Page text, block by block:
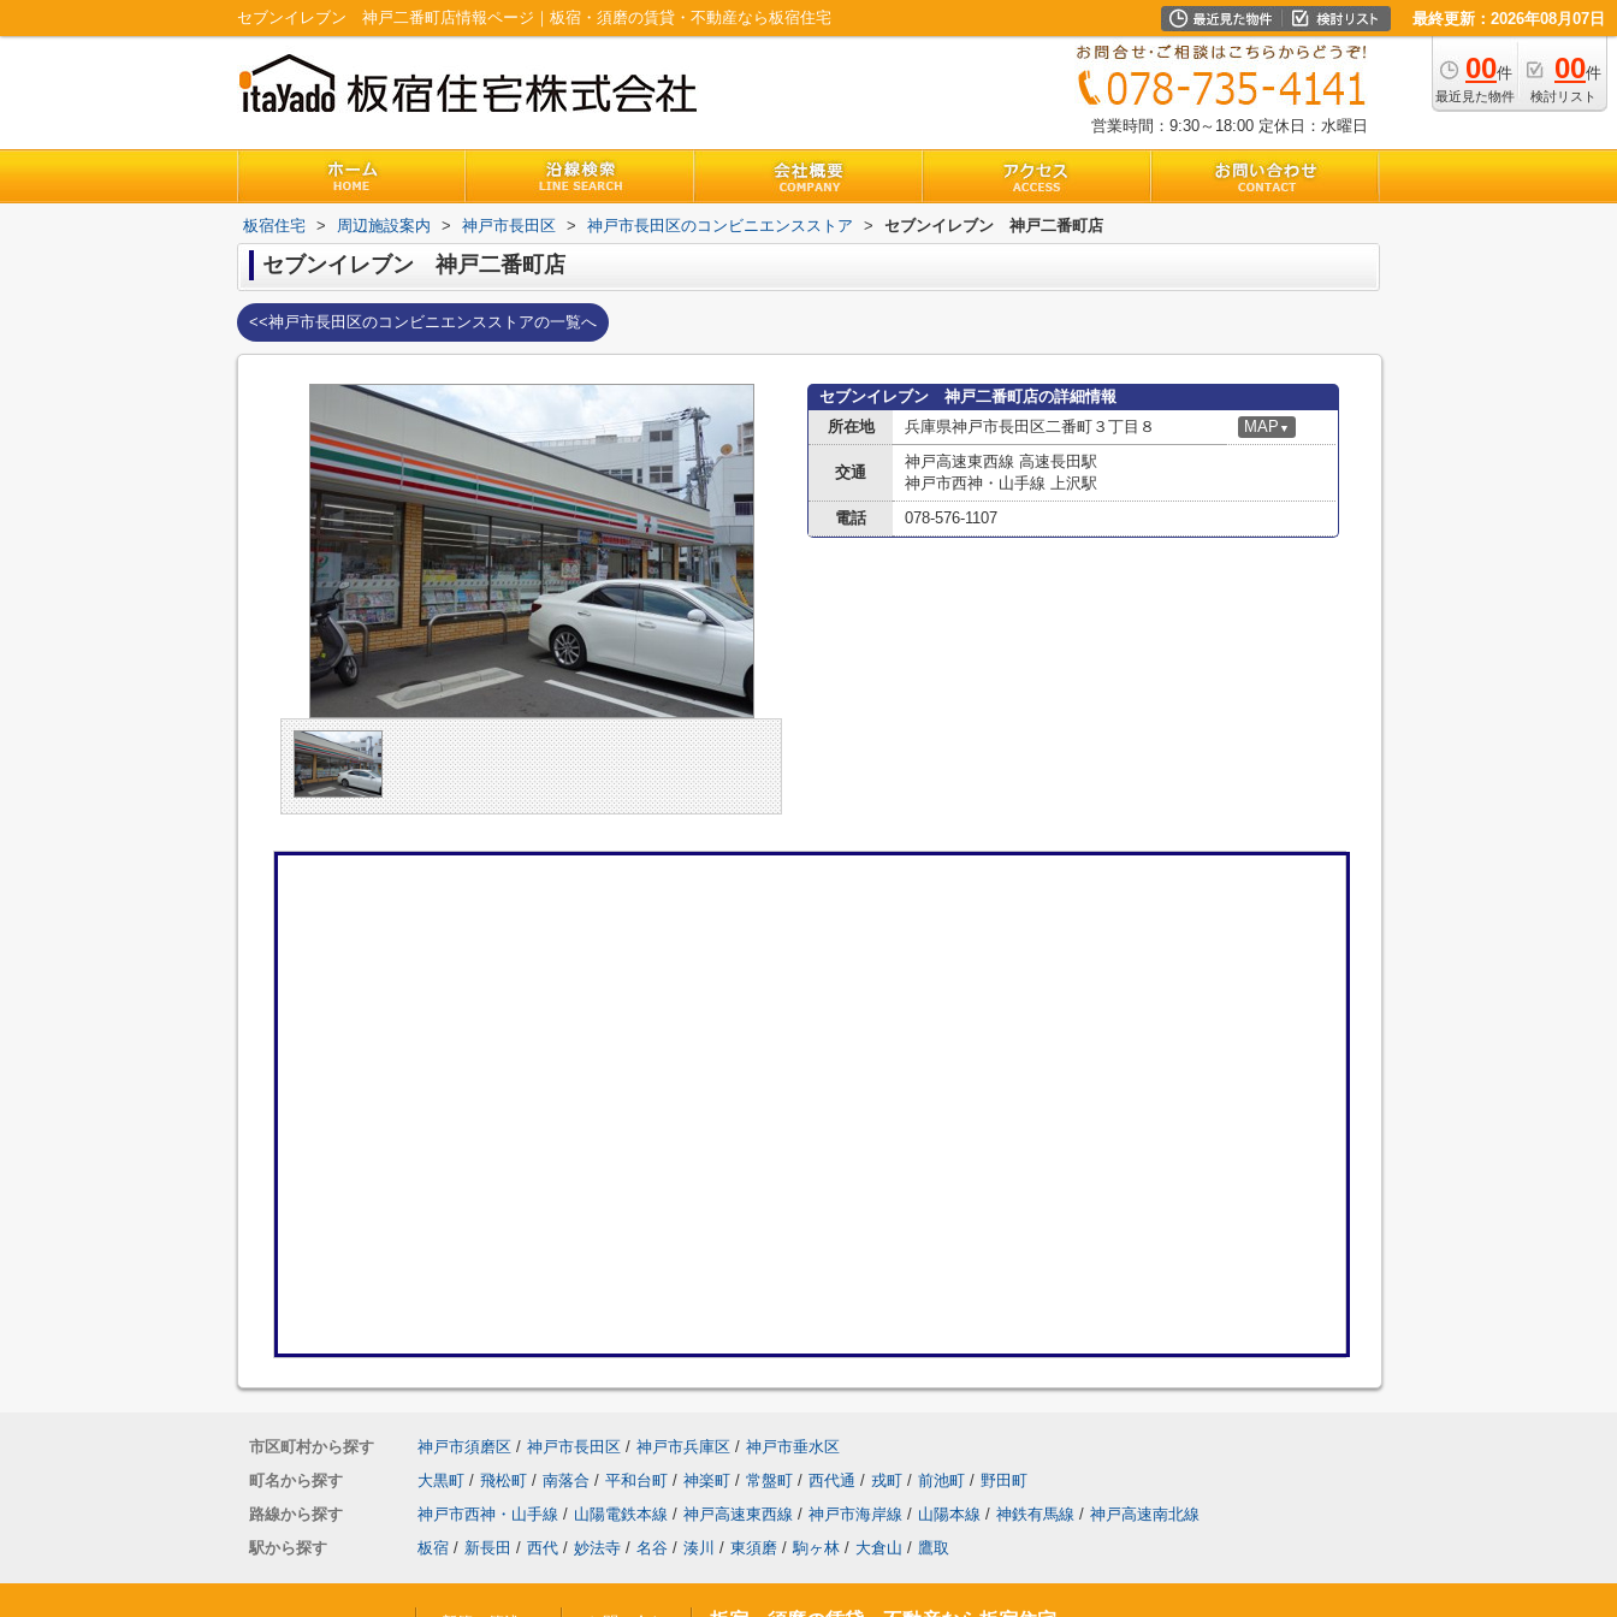
セブンイレブン 神戸二番町店情報ページ｜板宿・須磨の賃貸・不動産なら板宿住宅 最終更新：2026年08月07日
00件
最近見た物件
00件
検討リスト
営業時間：9:30～18:00 定休日：水曜日
板宿住宅 > 周辺施設案内 > 神戸市長田区 > 神戸市長田区のコンビニエンスストア > セブンイレブン 神戸二番町店
セブンイレブン 神戸二番町店
<<神戸市長田区のコンビニエンスストアの一覧へ
セブンイレブン 神戸二番町店の詳細情報
所在地
兵庫県神戸市長田区二番町３丁目８ MAP ▼
交通
神戸高速東西線 高速長田駅
神戸市西神・山手線 上沢駅
電話
078-576-1107
市区町村から探す 神戸市須磨区 / 神戸市長田区 / 神戸市兵庫区 / 神戸市垂水区
町名から探す
大黒町 / 飛松町 / 南落合 / 平和台町 / 神楽町 / 常盤町 / 西代通 / 戎町 / 前池町 / 野田町
路線から探す
神戸市西神・山手線 / 山陽電鉄本線 / 神戸高速東西線 / 神戸市海岸線 / 山陽本線 / 神鉄有馬線 / 神戸高速南北線
駅から探す
板宿 / 新長田 / 西代 / 妙法寺 / 名谷 / 湊川 / 東須磨 / 駒ヶ林 / 大倉山 / 鷹取